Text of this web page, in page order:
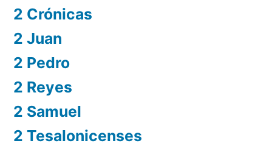
2 Crónicas
2 Juan
2 Pedro
2 Reyes
2 Samuel
2 Tesalonicenses